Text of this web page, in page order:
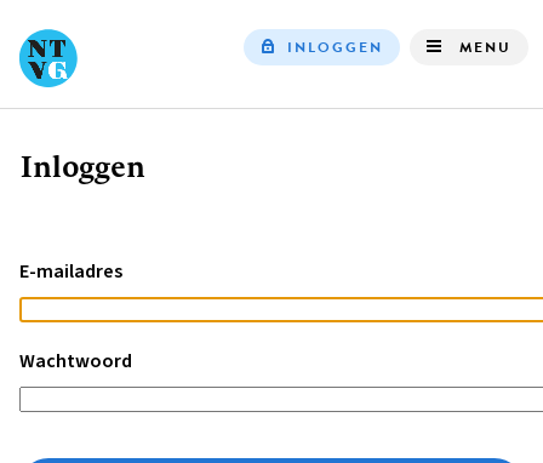
INLOGGEN MENU
Kruimelpad
Inloggen
E-mailadres
Wachtwoord